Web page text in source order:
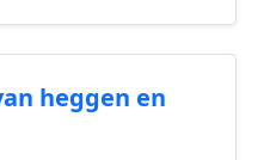
heggen en